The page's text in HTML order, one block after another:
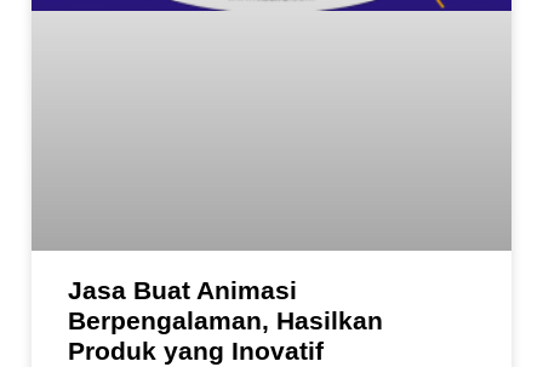
Jasa Buat Animasi
Berpengalaman, Hasilkan
Produk yang Inovatif